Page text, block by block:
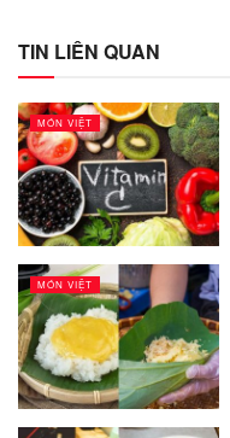
TIN LIÊN QUAN
MÓN VIỆT
MÓN VIỆT